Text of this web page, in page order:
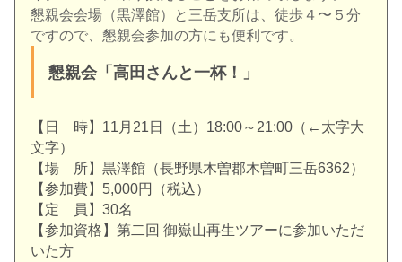
懇親会会場（黒澤館）と三岳支所は、徒歩４〜５分
ですので、懇親会参加の方にも便利です。
懇親会「高田さんと一杯！」
【日 時】11月21日（土）18:00～21:00（←太字大
文字）
【場 所】黒澤館（長野県木曽郡木曽町三岳6362）
【参加費】5,000円（税込）
【定 員】30名
【参加資格】第二回 御嶽山再生ツアーに参加いただ
いた方